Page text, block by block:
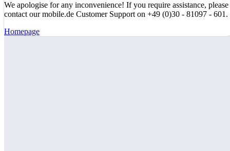
We apologise for any inconvenience! If you require assistance, please
contact our mobile.de Customer Support on +49 (0)30 - 81097 - 601.
Homepage